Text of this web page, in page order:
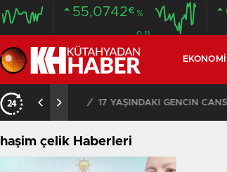
55,0742€ %
0.11
EKONOMI
14:26 / Çavdarhisar’daki orman
haşim çelik Haberleri